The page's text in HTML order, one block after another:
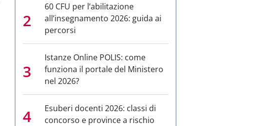
60 CFU per l’abilitazione
all’insegnamento 2026: guida ai
percorsi
Istanze Online POLIS: come
funziona il portale del Ministero
nel 2026?
Esuberi docenti 2026: classi di
concorso e province a rischio